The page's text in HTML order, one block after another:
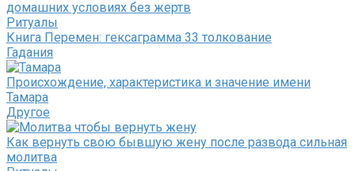
домашних условиях без жертв
Ритуалы
Книга Перемен: гексаграмма 33 толкование
Гадания
Происхождение, характеристика и значение имени
Тамара
Другое
Как вернуть свою бывшую жену после развода сильная
молитва